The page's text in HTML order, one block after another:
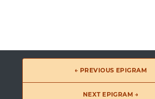
← PREVIOUS EPIGRAM
NEXT EPIGRAM →